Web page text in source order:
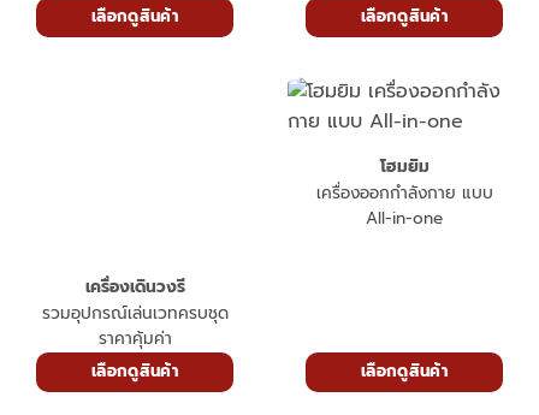
เลือกดูสินค้า
โฮมยิม
เครื่องออกกำลังกาย แบบ
All-in-one